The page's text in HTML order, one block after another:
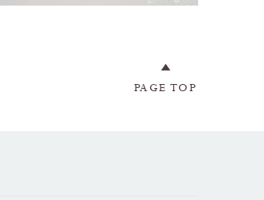
PAGE TOP